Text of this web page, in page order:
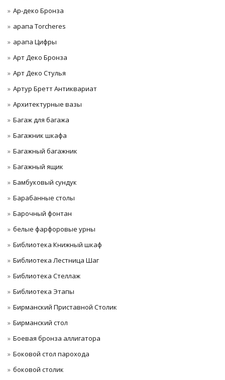
Ар-деко Бронза
арапа Torcheres
арапа Цифры
Арт Деко Бронза
Арт Деко Стулья
Артур Бретт Антиквариат
Архитектурные вазы
Багаж для багажа
Багажник шкафа
Багажный багажник
Багажный ящик
Бамбуковый сундук
Барабанные столы
Барочный фонтан
белые фарфоровые урны
Библиотека Книжный шкаф
Библиотека Лестница Шаг
Библиотека Стеллаж
Библиотека Этапы
Бирманский Приставной Столик
Бирманский стол
Боевая бронза аллигатора
Боковой стол парохода
боковой столик